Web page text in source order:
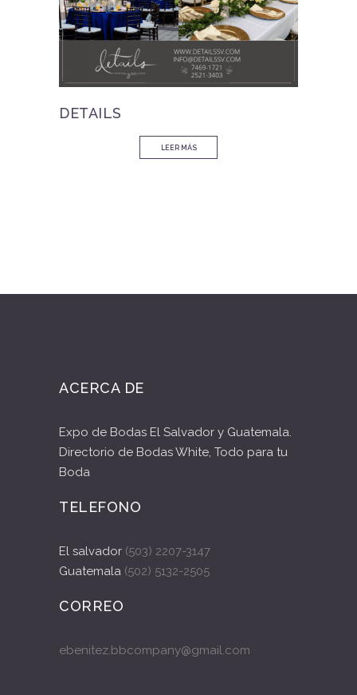
DETAILS
LEER MÁS
ACERCA DE
Expo de Bodas El Salvador y Guatemala.
Directorio de Bodas White, Todo para tu
Boda
TELEFONO
El salvador (503) 2207-3147
Guatemala (502) 5132-2505
CORREO
ebenitez.bbcompany@gmail.com